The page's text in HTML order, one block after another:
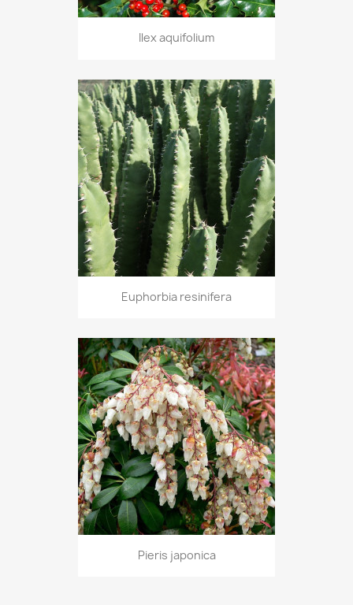
Ilex aquifolium
Euphorbia resinifera
Pieris japonica